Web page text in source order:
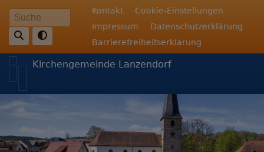
Direkt
zum
Inhalt
Suche Fußbereichsmenü
Kontakt
Cookie-Einstellungen
Impressum
Datenschutzerklärung
Barrierefreiheitserklärung
Kirchengemeinde Lanzendorf